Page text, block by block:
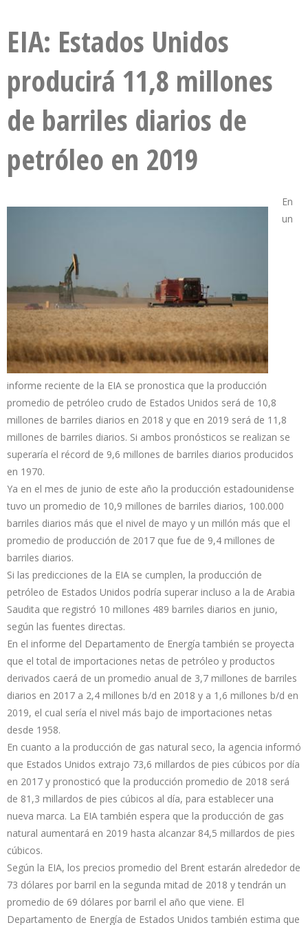
EIA: Estados Unidos
producirá 11,8 millones
de barriles diarios de
petróleo en 2019
En
un
informe reciente de la EIA se pronostica que la producción
promedio de petróleo crudo de Estados Unidos será de 10,8
millones de barriles diarios en 2018 y que en 2019 será de 11,8
millones de barriles diarios. Si ambos pronósticos se realizan se
superaría el récord de 9,6 millones de barriles diarios producidos
en 1970.
Ya en el mes de junio de este año la producción estadounidense
tuvo un promedio de 10,9 millones de barriles diarios, 100.000
barriles diarios más que el nivel de mayo y un millón más que el
promedio de producción de 2017 que fue de 9,4 millones de
barriles diarios.
Si las predicciones de la EIA se cumplen, la producción de
petróleo de Estados Unidos podría superar incluso a la de Arabia
Saudita que registró 10 millones 489 barriles diarios en junio,
según las fuentes directas.
En el informe del Departamento de Energía también se proyecta
que el total de importaciones netas de petróleo y productos
derivados caerá de un promedio anual de 3,7 millones de barriles
diarios en 2017 a 2,4 millones b/d en 2018 y a 1,6 millones b/d en
2019, el cual sería el nivel más bajo de importaciones netas
desde 1958.
En cuanto a la producción de gas natural seco, la agencia informó
que Estados Unidos extrajo 73,6 millardos de pies cúbicos por día
en 2017 y pronosticó que la producción promedio de 2018 será
de 81,3 millardos de pies cúbicos al día, para establecer una
nueva marca. La EIA también espera que la producción de gas
natural aumentará en 2019 hasta alcanzar 84,5 millardos de pies
cúbicos.
Según la EIA, los precios promedio del Brent estarán alrededor de
73 dólares por barril en la segunda mitad de 2018 y tendrán un
promedio de 69 dólares por barril el año que viene. El
Departamento de Energía de Estados Unidos también estima que